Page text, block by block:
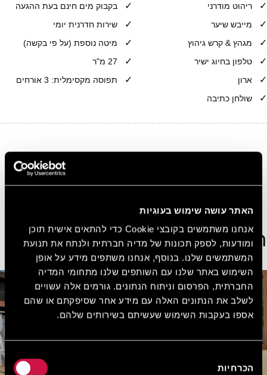
האתר עושה שימוש בעוגיות
אנחנו משתמשים בקובצי Cookie כדי להתאים אישית תוכן
ומודעות, לספק תכונות של מדיה חברתית ולנתח את תנועת
המשתמשים שלנו. בנוסף, אנחנו משתפים מידע על אופן
השימוש באתר שלנו עם השותפים שלנו מתחומי המדיה
החברתית, הפרסום וניתוח הנתונים. גורמים אלה עשויים
לשלב את הנתונים האלה עם מידע אחר שסיפקתם או שהם
אספו בעקבות השימוש שעשיתם בשירותים שלהם.
הסכמה
הכרחיות
ריהוט מודרני
מייבש שיער
מגהץ & קרש גיהוץ
טלפון בחיוג ישיר
ארון
שולחן כתיבה
בקבוק מים חינם בעת ההגעה
שירות חדרנית יומי
מיטה נוספת (על פי בקשה)
27 מ"ר
תפוסה מקסימלית: 3 אורחים
10%
הירשמו בחינם ובקלות קבלו 10% הנחה על כל הזמנה
באתר.
הצג חדרים נוספים